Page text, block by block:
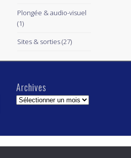
Plongée & audio-visuel
(1)
Sites & sorties(27)
Archives
Archives